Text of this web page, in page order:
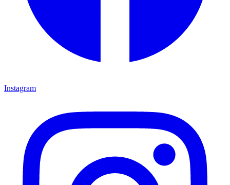
Instagram